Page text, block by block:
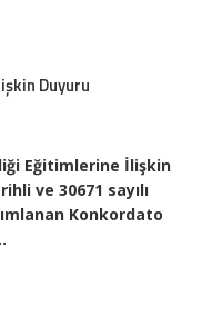
Duyuru
Eğitimlerine İlişkin
ve 30671 sayılı
Konkordato